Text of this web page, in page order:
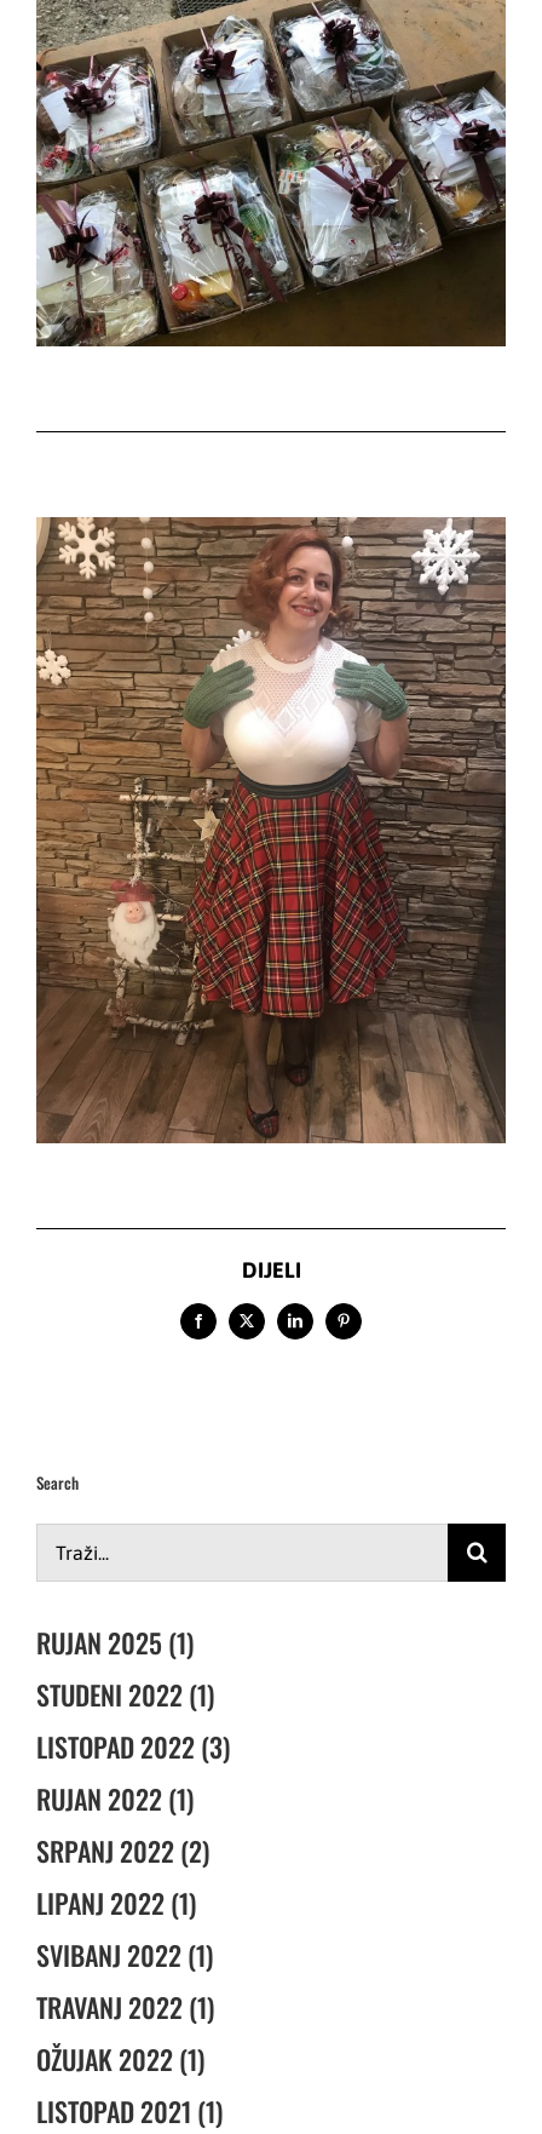
DIJELI
Facebook
X LinkedInPinterest
Search
RUJAN 2025 (1)
STUDENI 2022 (1)
LISTOPAD 2022 (3)
RUJAN 2022 (1)
SRPANJ 2022 (2)
LIPANJ 2022 (1)
SVIBANJ 2022 (1)
TRAVANJ 2022 (1)
OŽUJAK 2022 (1)
LISTOPAD 2021 (1)